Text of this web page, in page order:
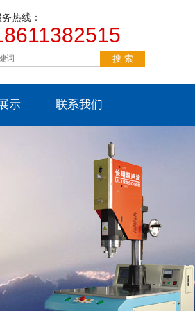
务热线：
示 联系我们